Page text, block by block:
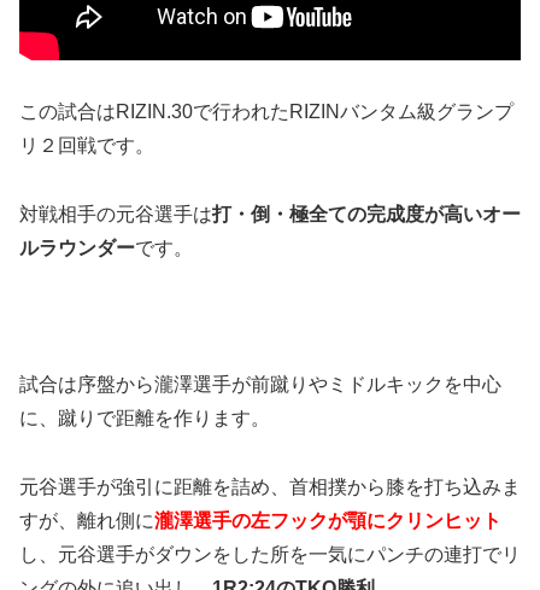
この試合はRIZIN.30で行われたRIZINバンタム級グランプ
リ２回戦です。
対戦相手の元谷選手は打・倒・極全ての完成度が高いオー
ルラウンダーです。
試合は序盤から瀧澤選手が前蹴りやミドルキックを中心
に、蹴りで距離を作ります。
元谷選手が強引に距離を詰め、首相撲から膝を打ち込みま
すが、離れ側に瀧澤選手の左フックが顎にクリンヒット
し、元谷選手がダウンをした所を一気にパンチの連打でリ